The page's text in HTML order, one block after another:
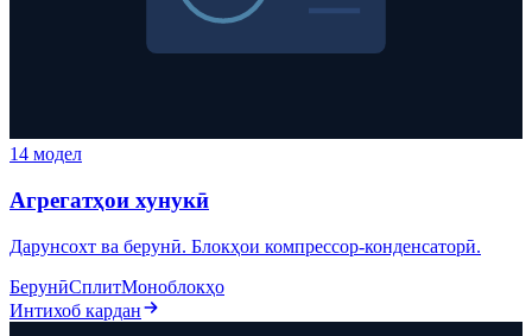
14 модел
Агрегатҳои хунукӣ
Дарунсохт ва берунӣ. Блокҳои компрессор-конденсаторӣ.
БерунӣСплитМоноблокҳо
Интихоб кардан